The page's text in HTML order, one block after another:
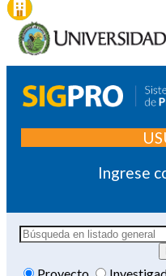
Ingrese
Proyecto